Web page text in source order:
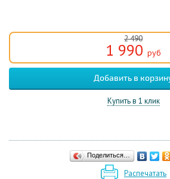
2 490
1 990 руб
Купить в 1 клик
Поделиться…
Распечатать